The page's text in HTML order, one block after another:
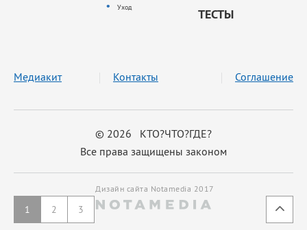
1 2 3
Уход
ТЕСТЫ
© 2026 КТО?ЧТО?ГДЕ?
Все права защищены законом
Медиакит Контакты Соглашение
Дизайн сайта Notamedia 2017